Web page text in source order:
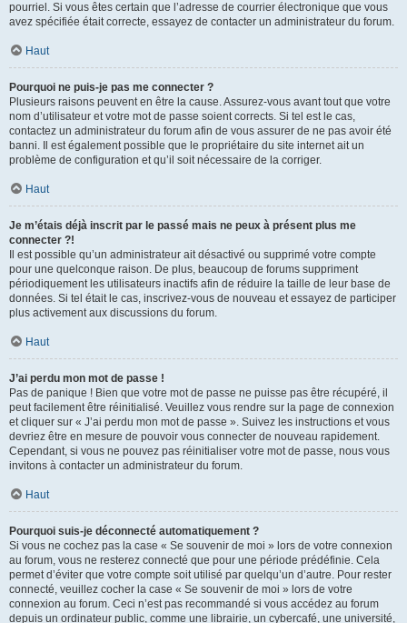
pourriel. Si vous êtes certain que l’adresse de courrier électronique que vous
avez spécifiée était correcte, essayez de contacter un administrateur du forum.
Haut
Pourquoi ne puis-je pas me connecter ?
Plusieurs raisons peuvent en être la cause. Assurez-vous avant tout que votre
nom d’utilisateur et votre mot de passe soient corrects. Si tel est le cas,
contactez un administrateur du forum afin de vous assurer de ne pas avoir été
banni. Il est également possible que le propriétaire du site internet ait un
problème de configuration et qu’il soit nécessaire de la corriger.
Haut
Je m’étais déjà inscrit par le passé mais ne peux à présent plus me
connecter ?!
Il est possible qu’un administrateur ait désactivé ou supprimé votre compte
pour une quelconque raison. De plus, beaucoup de forums suppriment
périodiquement les utilisateurs inactifs afin de réduire la taille de leur base de
données. Si tel était le cas, inscrivez-vous de nouveau et essayez de participer
plus activement aux discussions du forum.
Haut
J’ai perdu mon mot de passe !
Pas de panique ! Bien que votre mot de passe ne puisse pas être récupéré, il
peut facilement être réinitialisé. Veuillez vous rendre sur la page de connexion
et cliquer sur « J’ai perdu mon mot de passe ». Suivez les instructions et vous
devriez être en mesure de pouvoir vous connecter de nouveau rapidement.
Cependant, si vous ne pouvez pas réinitialiser votre mot de passe, nous vous
invitons à contacter un administrateur du forum.
Haut
Pourquoi suis-je déconnecté automatiquement ?
Si vous ne cochez pas la case « Se souvenir de moi » lors de votre connexion
au forum, vous ne resterez connecté que pour une période prédéfinie. Cela
permet d’éviter que votre compte soit utilisé par quelqu’un d’autre. Pour rester
connecté, veuillez cocher la case « Se souvenir de moi » lors de votre
connexion au forum. Ceci n’est pas recommandé si vous accédez au forum
depuis un ordinateur public, comme une librairie, un cybercafé, une université,